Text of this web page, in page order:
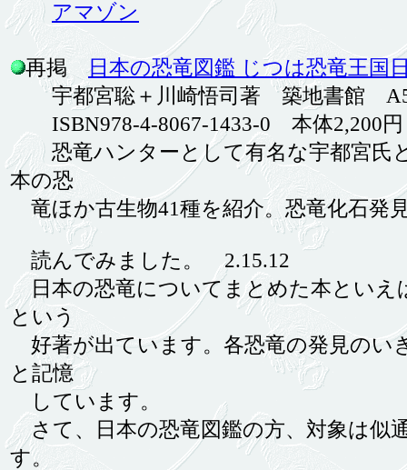
アマゾン
再掲日本の恐竜図鑑 じつは恐竜王国
宇都宮聡＋川崎悟司著 築地書館
ISBN978-4-8067-1433-0 本体2,200円
恐竜ハンターとして有名な宇都宮氏
本の恐
竜ほか古生物41種を紹介。恐竜化石発
読んでみました。 2.15.12
日本の恐竜についてまとめた本といえ
という
好著が出ています。各恐竜の発見のい
と記憶
しています。
さて、日本の恐竜図鑑の方、対象は似
す。